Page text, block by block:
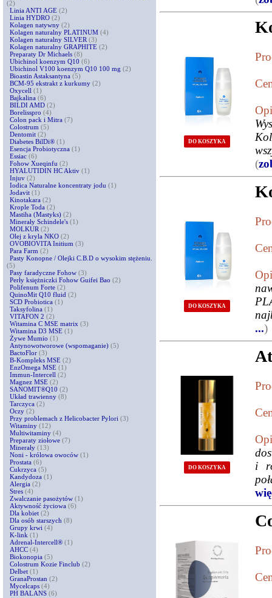
(2)
Linia ANTI AGE (2)
Linia HYDRO (2)
Kolagen natywny (2)
Kolagen naturalny PLATINUM (4)
Kolagen naturalny SILVER (3)
Kolagen naturalny GRAPHITE (2)
Preparaty Dr Michaels (8)
Ubichinol koenzym Q10 (6)
Ubichinol V100 koenzym Q10 100 mg (2)
Bioastin Astaksantyna (5)
BCM-95 ekstrakt z kurkumy (2)
Oxycell (1)
Bajkalina (6)
BILDI AMD (2)
Borelisspro (4)
Colon pack i Mitra (7)
Colostrum (5)
Dentomit (2)
Diabetes BilDi® (1)
Esencja Probiotyczna (1)
Essiac (6)
Fohow Xueqinfu (2)
HYALUTIDIN HC Aktiv (1)
Injuv (2)
Iodica Naturalne koncentraty jodu (1)
Jodavit (1)
Kinotakara (2)
Krople Toda (2)
Mastiha (Mastyks) (2)
Minerały Schindele's (1)
MOLKUR (2)
Olej z kryla NKO (2)
OVOBIOVITA Initium (3)
Para Farm (2)
Pasty Konopne / Olejki C.B.D o wysokim stężeniu.
(5)
Pasy faradyczne Fohow (3)
Perły księżniczki Fohow Guifei Bao (2)
Polifenum Forte (2)
QuinoMit Q10 fluid (2)
SCD Probiotica (1)
Taksyfolina (1)
VITAFON 2 (2)
Witamina C MSE matrix (3)
Witamina D3 MSE (1)
Żywe Mumio (1)
Antynowotworowe (wspomaganie) (5)
BactoFlor (3)
B-Kompleks MSE (2)
EnzOmega MSE (1)
Immun-Intercell (2)
Magnez MSE (2)
SANOMIT®Q10 (2)
Układ trawienny (8)
Tarczyca (2)
Oczy (2)
Przy problemach z Helicobacter Pylori (3)
Witaminy (12)
Multiwitaminy (4)
Preparaty ziołowe (7)
Minerały (13)
Noni - królowa owoców (1)
Prostata (6)
Cukrzyca (5)
Kandydoza (1)
Alergia (2)
Stres (4)
Zwalczanie pasożytów (1)
Aktywność życiowa (6)
Dla kobiet (2)
Dla osób starszych (8)
Grupy krwi (4)
K-link (1)
Adrenal-Intercell® (1)
AHCC (4)
Biokonopia (5)
Colostrum Kozie Finclub (2)
Delbet (1)
GranaProstan (2)
Mycelcaps (4)
PH BALANS (6)
DO KOSZYKA
(
DO KOSZYKA
...)
DO KOSZYKA
i